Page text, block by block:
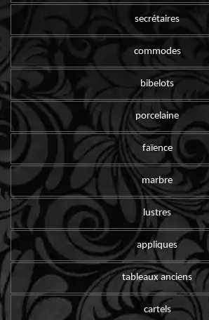
secrétaires
commodes
bibelots
porcelaine
faïence
marbre
lustres
appliques
tableaux anciens
cartels